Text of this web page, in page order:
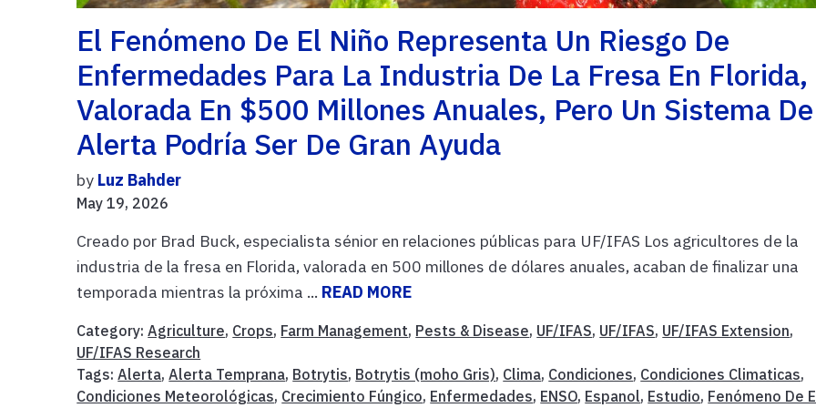
El Fenómeno De El Niño Representa Un Riesgo De
Enfermedades Para La Industria De La Fresa En Florida,
Valorada En $500 Millones Anuales, Pero Un Sistema De
Alerta Podría Ser De Gran Ayuda
by Luz Bahder
May 19, 2026
Creado por Brad Buck, especialista sénior en relaciones públicas para UF/IFAS Los agricultores de la
industria de la fresa en Florida, valorada en 500 millones de dólares anuales, acaban de finalizar una
temporada mientras la próxima ... READ MORE
Category:Agriculture, Crops, Farm Management, Pests & Disease, UF/IFAS, UF/IFAS, UF/IFAS Extension,
UF/IFAS Research
Tags:Alerta,Alerta Temprana, Botrytis, Botrytis (moho Gris), Clima, Condiciones, Condiciones Climaticas,
Condiciones Meteorológicas, Crecimiento Fúngico, Enfermedades, ENSO, Espanol, Estudio, Fenómeno De